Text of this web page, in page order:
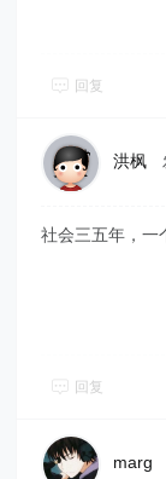
回复
洪枫
社会三五年，一
回复
marg